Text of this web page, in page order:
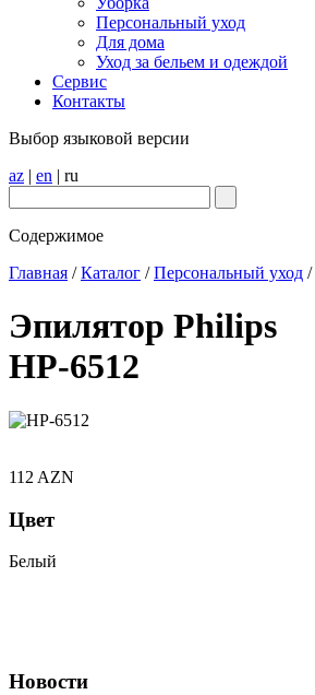
Персональный уход
Для дома
Уход за бельем и одеждой
Сервис
Контакты
Выбор языковой версии
az | en | ru
Содержимое
Главная /Каталог /Персональный уход /
Эпилятор Philips
HP-6512
112 AZN
Цвет
Белый
Новости